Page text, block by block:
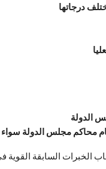
درجاتها
الدولة
محاكم مجلس الدولة سواء
السابقة القوية